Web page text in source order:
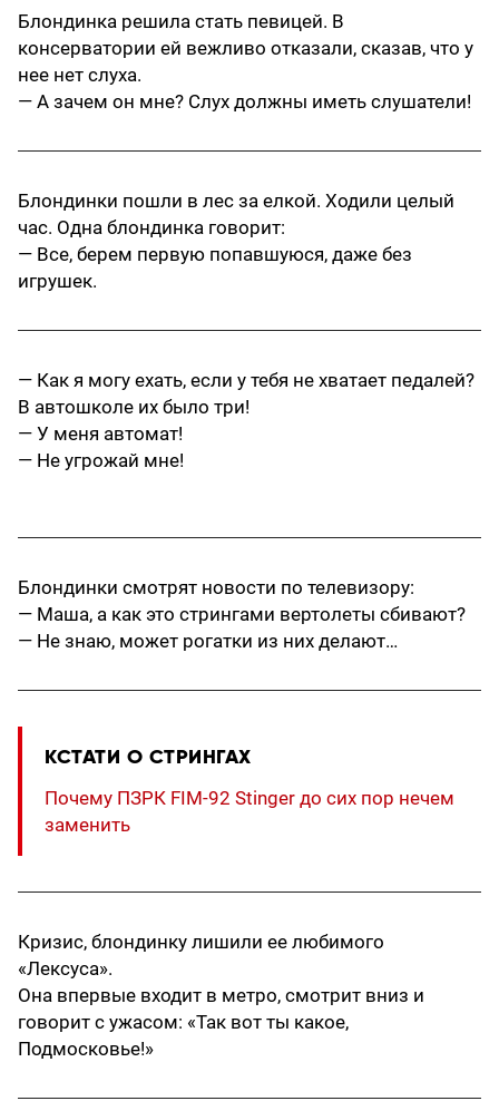
Блондинка решила стать певицей. В
консерватории ей вежливо отказали, сказав, что у
нее нет слуха.
— А зачем он мне? Слух должны иметь слушатели!
Блондинки пошли в лес за елкой. Ходили целый
час. Одна блондинка говорит:
— Все, берем первую попавшуюся, даже без
игрушек.
— Как я могу ехать, если у тебя не хватает педалей?
В автошколе их было три!
— У меня автомат!
— Не угрожай мне!
Блондинки смотрят новости по телевизору:
— Маша, а как это стрингами вертолеты сбивают?
— Не знаю, может рогатки из них делают…
КСТАТИ О СТРИНГАХ
Почему ПЗРК FIM-92 Stinger до сих пор нечем
заменить
Кризис, блондинку лишили ее любимого
«Лексуса».
Она впервые входит в метро, смотрит вниз и
говорит с ужасом: «Так вот ты какое,
Подмосковье!»